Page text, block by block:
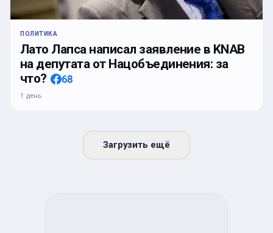
ПОЛИТИКА
Лато Лапса написал заявление в KNAB
на депутата от Нацобъединения: за
что?
68
1 день
Загрузить ещё